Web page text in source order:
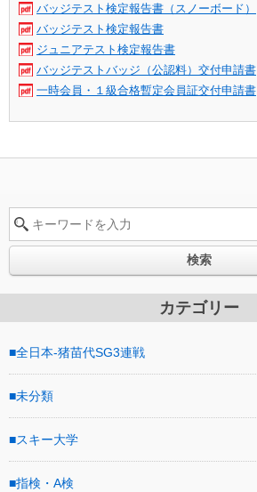
バッジテスト検定報告書（スノーボード）
バッジテスト検定報告書
ジュニアテスト検定報告書
バッジテストバッジ（公認料）交付申請書
一時会員・１級合格暫定会員証交付申請書
検索
カテゴリー
全日本-猪苗代SG3連戦
未分類
スキー大学
指検・A検